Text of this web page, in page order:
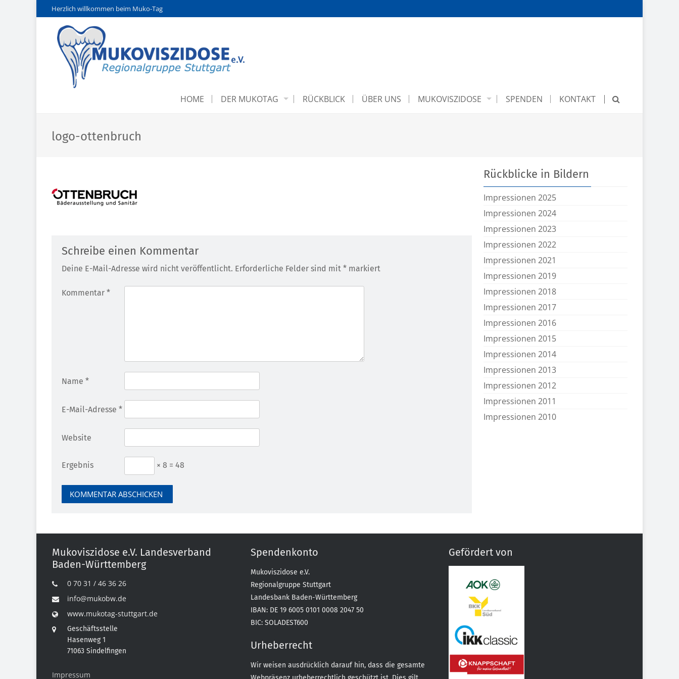
Herzlich willkommen beim Muko-Tag
HOME DER MUKOTAG RÜCKBLICK ÜBER UNS MUKOVISZIDOSE SPENDEN KONTAKT
logo-ottenbruch
Schreibe einen Kommentar
Deine E-Mail-Adresse wird nicht veröffentlicht. Erforderliche Felder sind mit * markiert
Kommentar *
Name *
E-Mail-Adresse *
Website
Ergebnis × 8 = 48
Rückblicke in Bildern
Impressionen 2025
Impressionen 2024
Impressionen 2023
Impressionen 2022
Impressionen 2021
Impressionen 2019
Impressionen 2018
Impressionen 2017
Impressionen 2016
Impressionen 2015
Impressionen 2014
Impressionen 2013
Impressionen 2012
Impressionen 2011
Impressionen 2010
Mukoviszidose e.V. Landesverband
Baden-Württemberg
0 70 31 / 46 36 26
info@mukobw.de
www.mukotag-stuttgart.de
Geschäftsstelle
Hasenweg 1
71063 Sindelfingen
Impressum
Spendenkonto
Mukoviszidose e.V.
Regionalgruppe Stuttgart
Landesbank Baden-Württemberg
IBAN: DE 19 6005 0101 0008 2047 50
BIC: SOLADEST600
Urheberrecht
Wir weisen ausdrücklich darauf hin, dass die gesamte
Gefördert von